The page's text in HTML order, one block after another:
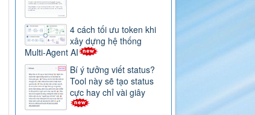
4 cách tối ưu token khi
xây dựng hệ thống
Multi-Agent AI
Bí ý tưởng viết status?
Tool này sẽ tạo status
cực hay chỉ vài giây